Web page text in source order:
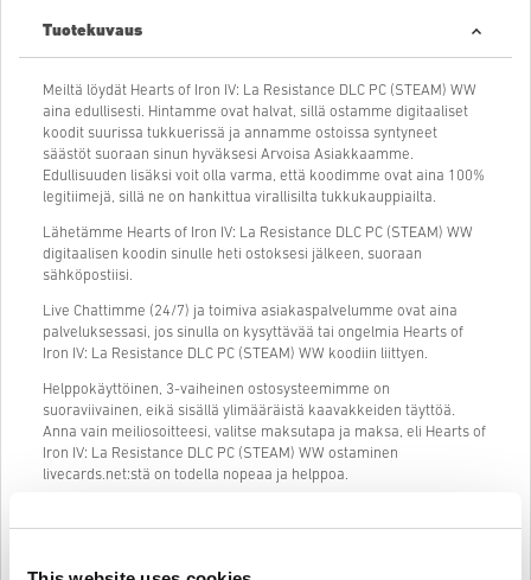
Tuotekuvaus
Meiltä löydät Hearts of Iron IV: La Resistance DLC PC (STEAM) WW
aina edullisesti. Hintamme ovat halvat, sillä ostamme digitaaliset
koodit suurissa tukkuerissä ja annamme ostoissa syntyneet
säästöt suoraan sinun hyväksesi Arvoisa Asiakkaamme.
Edullisuuden lisäksi voit olla varma, että koodimme ovat aina 100%
legitiimejä, sillä ne on hankittua virallisilta tukkukauppiailta.
Lähetämme Hearts of Iron IV: La Resistance DLC PC (STEAM) WW
digitaalisen koodin sinulle heti ostoksesi jälkeen, suoraan
sähköpostiisi.
Live Chattimme (24/7) ja toimiva asiakaspalvelumme ovat aina
palveluksessasi, jos sinulla on kysyttävää tai ongelmia Hearts of
Iron IV: La Resistance DLC PC (STEAM) WW koodiin liittyen.
Helppokäyttöinen, 3-vaiheinen ostosysteemimme on
suoraviivainen, eikä sisällä ylimääräistä kaavakkeiden täyttöä.
Anna vain meiliosoitteesi, valitse maksutapa ja maksa, eli Hearts of
Iron IV: La Resistance DLC PC (STEAM) WW ostaminen
livecards.net:stä on todella nopeaa ja helppoa.